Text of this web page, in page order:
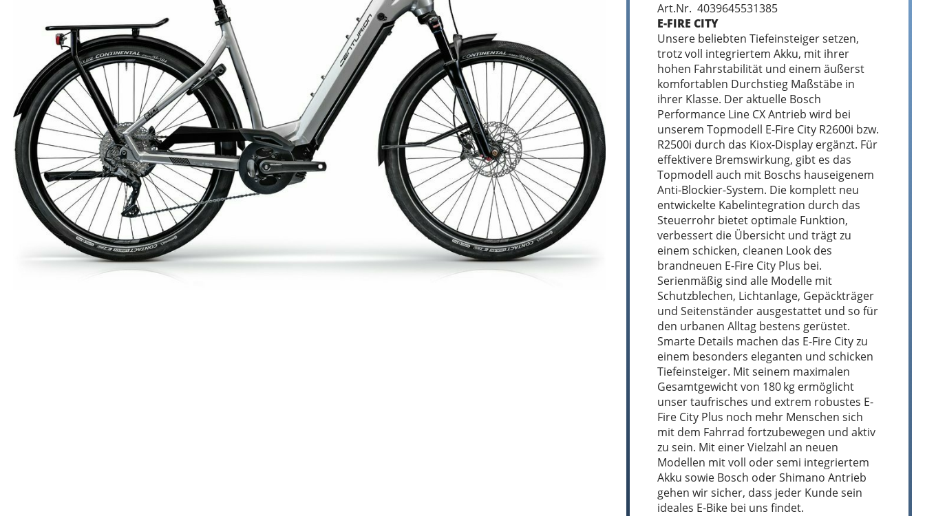
Art.Nr. 4039645531385
E-FIRE CITY
Unsere beliebten Tiefeinsteiger setzen,
trotz voll integriertem Akku, mit ihrer
hohen Fahrstabilität und einem äußerst
komfortablen Durchstieg Maßstäbe in
ihrer Klasse. Der aktuelle Bosch
Performance Line CX Antrieb wird bei
unserem Topmodell E-Fire City R2600i bzw.
R2500i durch das Kiox-Display ergänzt. Für
effektivere Bremswirkung, gibt es das
Topmodell auch mit Boschs hauseigenem
Anti-Blockier-System. Die komplett neu
entwickelte Kabelintegration durch das
Steuerrohr bietet optimale Funktion,
verbessert die Übersicht und trägt zu
einem schicken, cleanen Look des
brandneuen E-Fire City Plus bei.
Serienmäßig sind alle Modelle mit
Schutzblechen, Lichtanlage, Gepäckträger
und Seitenständer ausgestattet und so für
den urbanen Alltag bestens gerüstet.
Smarte Details machen das E-Fire City zu
einem besonders eleganten und schicken
Tiefeinsteiger. Mit seinem maximalen
Gesamtgewicht von 180 kg ermöglicht
unser taufrisches und extrem robustes E-
Fire City Plus noch mehr Menschen sich
mit dem Fahrrad fortzubewegen und aktiv
zu sein. Mit einer Vielzahl an neuen
Modellen mit voll oder semi integriertem
Akku sowie Bosch oder Shimano Antrieb
gehen wir sicher, dass jeder Kunde sein
ideales E-Bike bei uns findet.